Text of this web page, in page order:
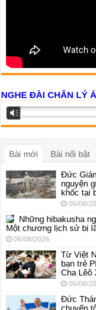
NGHE ĐÀI CHÂN LÝ
Trình
phát
âm
Vm
Bài mới Bài nổi bật
Đức
nguyện
khốc tại
06/08/
Những hibakusha
Một chương lịch sử bị
06/08/2026
Từ Việt
bạn trẻ
Cha Lêô
06/08/
Đức